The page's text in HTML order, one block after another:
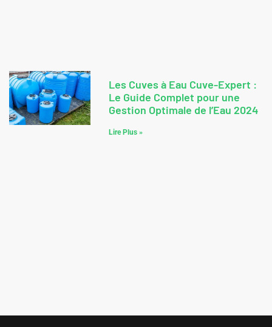
Les Cuves à Eau Cuve-Expert :
Le Guide Complet pour une
Gestion Optimale de l’Eau 2024
Lire Plus »